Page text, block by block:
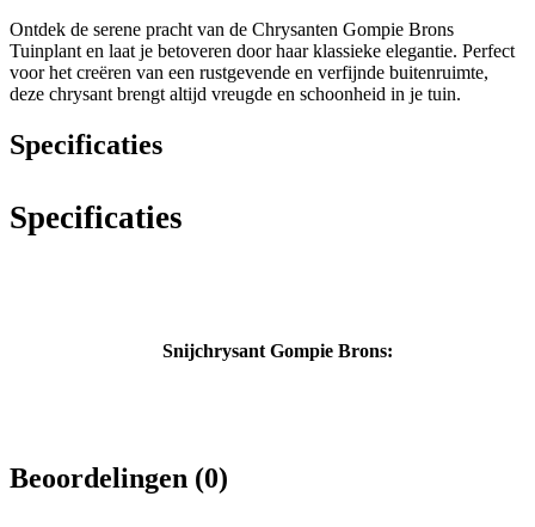
Ontdek de serene pracht van de Chrysanten Gompie Brons
Tuinplant en laat je betoveren door haar klassieke elegantie. Perfect
voor het creëren van een rustgevende en verfijnde buitenruimte,
deze chrysant brengt altijd vreugde en schoonheid in je tuin.
Specificaties
Specificaties
Snijchrysant Gompie Brons:
Beoordelingen (0)